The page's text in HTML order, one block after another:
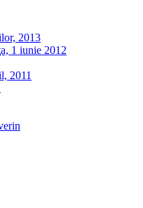
2013
1 iunie 2012
2011